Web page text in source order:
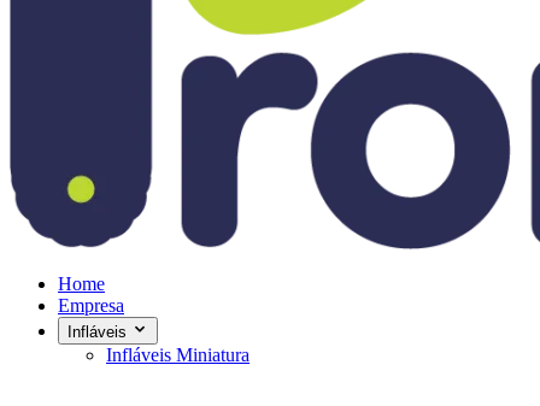
Home
Empresa
Infláveis
Infláveis Miniatura